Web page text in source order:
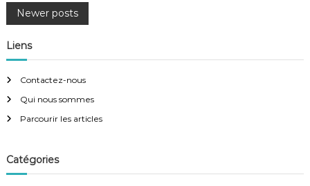
P
o
s
t
n
Newer posts
Liens
Contactez-nous
Qui nous sommes
Parcourir les articles
Catégories